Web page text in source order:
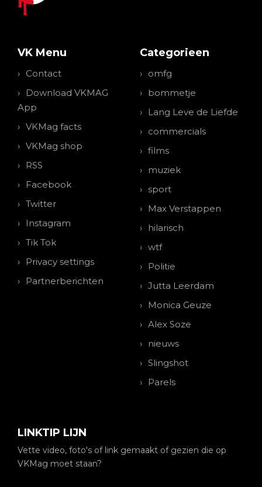
VK Menu
Contact
Download VKMAG
App
VKMag facts
VKMag shop
RSS
Facebook
Twitter
Instagram
Tik Tok
Privacy settings
Partnerberichten
Categorieen
omfg
bommetje
Lang Leve de Liefde
commercials
films
muziek
sport
Max Verstappen
hilarisch
wtf
Politie
Jutta Leerdam
Monica Geuze
Alex Soze
nieuws
Slingshot
Parels
LINKTIP LIJN
Vette video, foto's of link gemaakt of gezien die op
VKMag moet staan?